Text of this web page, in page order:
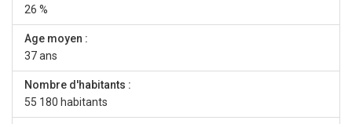
26 %
Age moyen :
37 ans
Nombre d'habitants :
55 180 habitants